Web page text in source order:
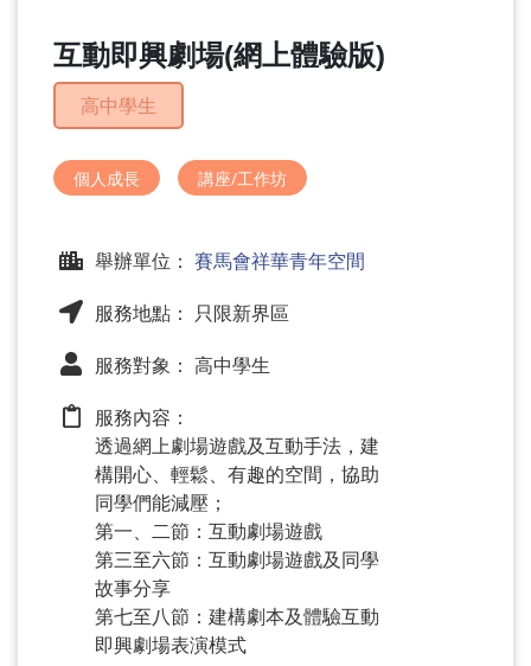
互動即興劇場(網上體驗版)
高中學生
個人成長 講座/工作坊
舉辦單位： 賽馬會祥華青年空間
服務地點： 只限新界區
服務對象： 高中學生
服務內容：
透過網上劇場遊戲及互動手法，建
構開心、輕鬆、有趣的空間，協助
同學們能減壓；
第一、二節：互動劇場遊戲
第三至六節：互動劇場遊戲及同學
故事分享
第七至八節：建構劇本及體驗互動
即興劇場表演模式